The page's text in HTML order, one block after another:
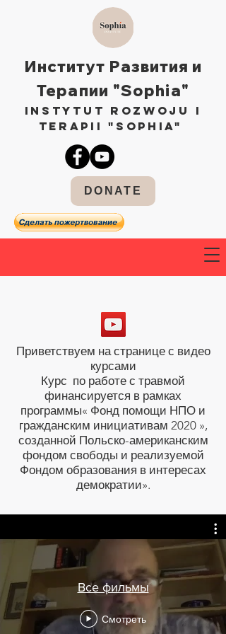
Институт Развития и
Терапии "Sophia"
Instytut Rozwoju i
Terapii "Sophia"
DONATE
Приветствуем на странице с видео
курсами
Курс по работе с травмой
финансируется в рамках
программы« Фонд помощи НПО и
гражданским инициативам 2020 »,
созданной Польско-американским
фондом свободы и реализуемой
Фондом образования в интересах
демократии».
Все фильмы
Смотреть